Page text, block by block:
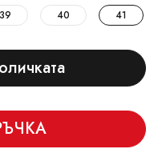
39 40 41